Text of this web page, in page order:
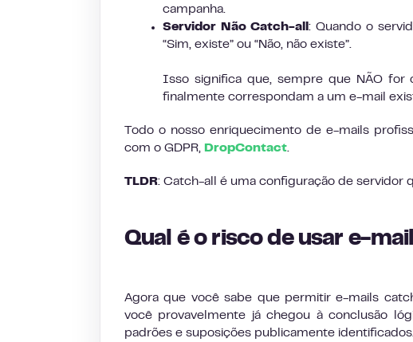
campanha.
Servidor Não Catch-all: Quando o
“Sim, existe” ou “Não, não existe”.
Isso significa que, sempre que NÃO for
finalmente correspondam a um e-mail
Todo o nosso enriquecimento de e-mails
com o GDPR, DropContact.
TLDR: Catch-all é uma configuração de servidor
Qual é o risco de usar e-
Agora que você sabe que permitir e-mails
você provavelmente já chegou à conclusão
padrões e suposições publicamente